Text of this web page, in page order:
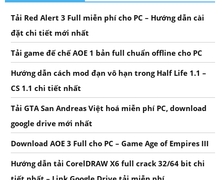
Tải Red Alert 3 Full miễn phí cho PC – Hướng dẫn cài
đặt chi tiết mới nhất
Tải game đế chế AOE 1 bản full chuẩn offline cho PC
Hướng dẫn cách mod đạn vô hạn trong Half Life 1.1 –
CS 1.1 chi tiết nhất
Tải GTA San Andreas Việt hoá miễn phí PC, download
google drive mới nhất
Download AOE 3 Full cho PC – Game Age of Empires III
Hướng dẫn tải CorelDRAW X6 full crack 32/64 bit chi